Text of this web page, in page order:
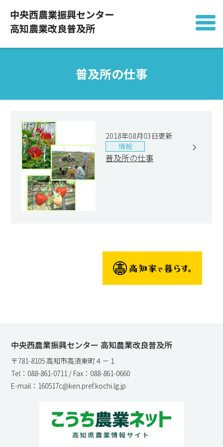
中央西農業振興センター
高知農業改良普及所
普及所の仕事
2018年08月03日更新
情報
普及所の仕事
中央西農業振興センター 高知農業改良普及所
〒781-8105 高知市高須東町４－１
Tel：088-861-0711 / Fax：088-861-0660
E-mail：160517c@ken.pref.kochi.lg.jp